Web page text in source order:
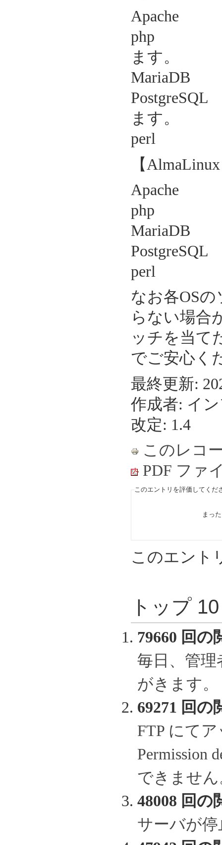
Apache
php 7.4※
ます。
MariaDB
ます。
perl
【
Apache
php
MariaDB
PostgreSQL
perl
なお各OS
らない場合
ッチを当て
でご安心く
最終更新:
作成者: イ
改定: 1.4
このレコ
PDF ファ
このエントリを評価してくだ
まっ
このエント
トップ
79660 回の
毎日、管
がきます。
69271 回の
FTP にて
Permission
できません
48008 回の
サーバが